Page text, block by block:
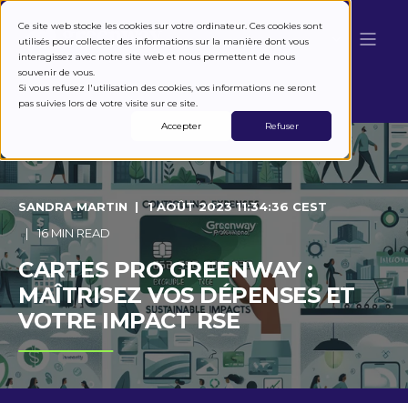
Ce site web stocke les cookies sur votre ordinateur. Ces cookies sont
utilisés pour collecter des informations sur la manière dont vous
interagissez avec notre site web et nous permettent de nous
souvenir de vous.
Si vous refusez l'utilisation des cookies, vos informations ne seront
pas suivies lors de votre visite sur ce site.
Accepter
Refuser
SANDRA MARTIN
1 AOÛT 2023 11:34:36 CEST
16 MIN READ
CARTES PRO GREENWAY :
MAÎTRISEZ VOS DÉPENSES ET
VOTRE IMPACT RSE